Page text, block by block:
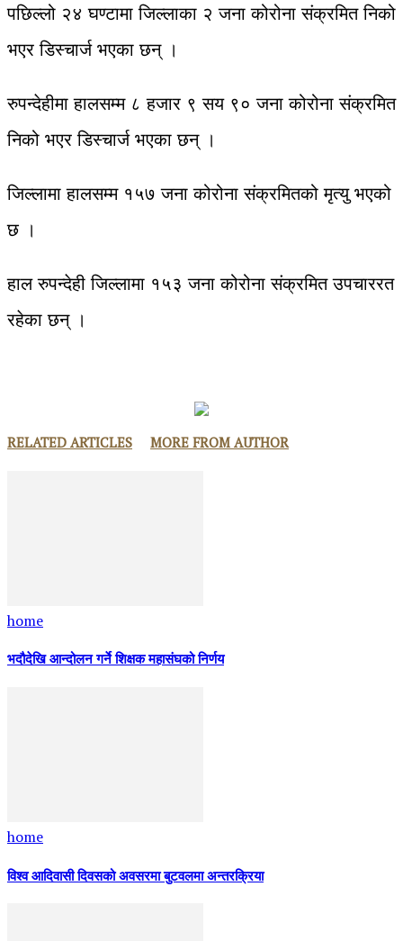
पछिल्लो २४ घण्टामा जिल्लाका २ जना कोरोना संक्रमित निको
भएर डिस्चार्ज भएका छन् ।
रुपन्देहीमा हालसम्म ८ हजार ९ सय ९० जना कोरोना संक्रमित
निको भएर डिस्चार्ज भएका छन् ।
जिल्लामा हालसम्म १५७ जना कोरोना संक्रमितको मृत्यु भएको
छ ।
हाल रुपन्देही जिल्लामा १५३ जना कोरोना संक्रमित उपचाररत
रहेका छन् ।
RELATED ARTICLES MORE FROM AUTHOR
home
भदौदेखि आन्दोलन गर्ने शिक्षक महासंघको निर्णय
home
विश्व आदिवासी दिवसको अवसरमा बुटवलमा अन्तरक्रिया